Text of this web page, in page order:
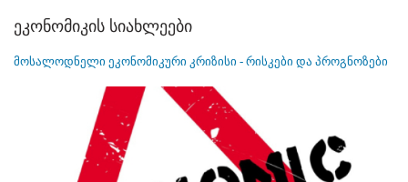
ეკონომიკის სიახლეები
მოსალოდნელი ეკონომიკური კრიზისი - რისკები და პროგნოზები